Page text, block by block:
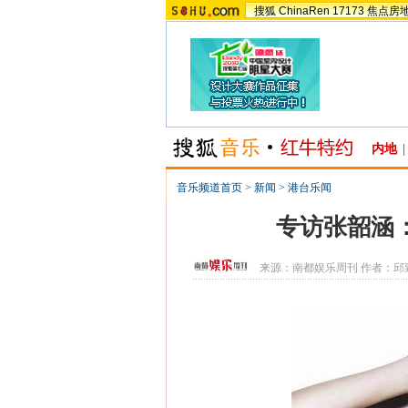
搜狐 ChinaRen 17173 焦点房
内地
音乐频道首页 > 新闻 > 港台乐闻
专访张韶涵
来源：南都娱乐周刊 作者：邱